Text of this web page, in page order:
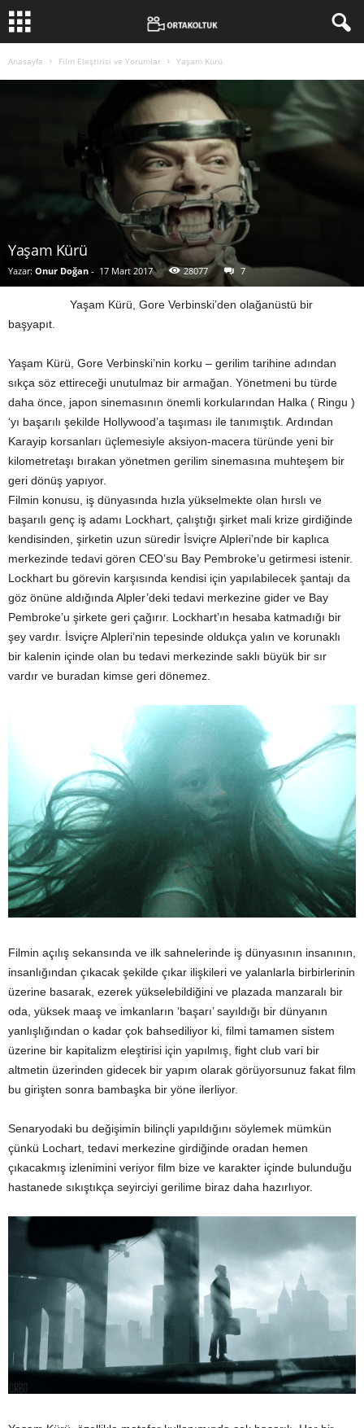
Anasayfa Film Eleştirisi ve Yorumlar Yaşam Kürü
Yaşam Kürü
Yazar: Onur Doğan - 17 Mart 2017 28077 7
Yaşam Kürü, Gore Verbinski’den olağanüstü bir
başyapıt.
Yaşam Kürü, Gore Verbinski’nin korku – gerilim tarihine adından
sıkça söz ettireceği unutulmaz bir armağan. Yönetmeni bu türde
daha önce, japon sinemasının önemli korkularından Halka ( Ringu )
‘yı başarılı şekilde Hollywood’a taşıması ile tanımıştık. Ardından
Karayip korsanları üçlemesiyle aksiyon-macera türünde yeni bir
kilometretaşı bırakan yönetmen gerilim sinemasına muhteşem bir
geri dönüş yapıyor.
Filmin konusu, iş dünyasında hızla yükselmekte olan hırslı ve
başarılı genç iş adamı Lockhart, çalıştığı şirket mali krize girdiğinde
kendisinden, şirketin uzun süredir İsviçre Alpleri’nde bir kaplıca
merkezinde tedavi gören CEO’su Bay Pembroke’u getirmesi istenir.
Lockhart bu görevin karşısında kendisi için yapılabilecek şantajı da
göz önüne aldığında Alpler’deki tedavi merkezine gider ve Bay
Pembroke’u şirkete geri çağırır. Lockhart’ın hesaba katmadığı bir
şey vardır. İsviçre Alpleri’nin tepesinde oldukça yalın ve korunaklı
bir kalenin içinde olan bu tedavi merkezinde saklı büyük bir sır
vardır ve buradan kimse geri dönemez.
Filmin açılış sekansında ve ilk sahnelerinde iş dünyasının insanının,
insanlığından çıkacak şekilde çıkar ilişkileri ve yalanlarla birbirlerinin
üzerine basarak, ezerek yükselebildiğini ve plazada manzaralı bir
oda, yüksek maaş ve imkanların ‘başarı’ sayıldığı bir dünyanın
yanlışlığından o kadar çok bahsediliyor ki, filmi tamamen sistem
üzerine bir kapitalizm eleştirisi için yapılmış, fight club vari bir
altmetin üzerinden gidecek bir yapım olarak görüyorsunuz fakat film
bu girişten sonra bambaşka bir yöne ilerliyor.
Senaryodaki bu değişimin bilinçli yapıldığını söylemek mümkün
çünkü Lochart, tedavi merkezine girdiğinde oradan hemen
çıkacakmış izlenimini veriyor film bize ve karakter içinde bulunduğu
hastanede sıkıştıkça seyirciyi gerilime biraz daha hazırlıyor.